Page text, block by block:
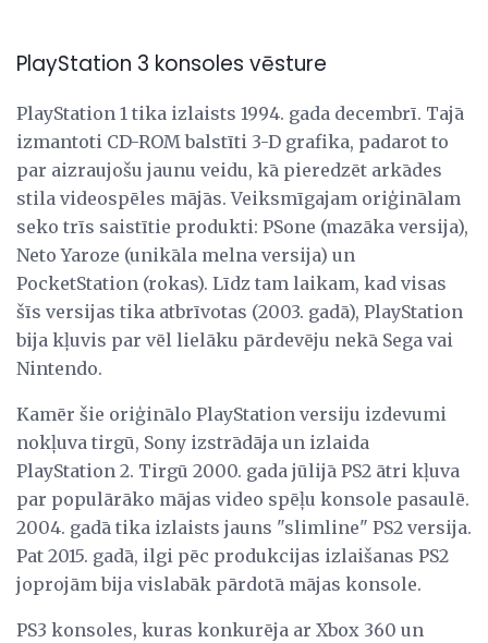
PlayStation 3 konsoles vēsture
PlayStation 1 tika izlaists 1994. gada decembrī. Tajā
izmantoti CD-ROM balstīti 3-D grafika, padarot to
par aizraujošu jaunu veidu, kā pieredzēt arkādes
stila videospēles mājās. Veiksmīgajam oriģinālam
seko trīs saistītie produkti: PSone (mazāka versija),
Neto Yaroze (unikāla melna versija) un
PocketStation (rokas). Līdz tam laikam, kad visas
šīs versijas tika atbrīvotas (2003. gadā), PlayStation
bija kļuvis par vēl lielāku pārdevēju nekā Sega vai
Nintendo.
Kamēr šie oriģinālo PlayStation versiju izdevumi
nokļuva tirgū, Sony izstrādāja un izlaida
PlayStation 2. Tirgū 2000. gada jūlijā PS2 ātri kļuva
par populārāko mājas video spēļu konsole pasaulē.
2004. gadā tika izlaists jauns "slimline" PS2 versija.
Pat 2015. gadā, ilgi pēc produkcijas izlaišanas PS2
joprojām bija vislabāk pārdotā mājas konsole.
PS3 konsoles, kuras konkurēja ar Xbox 360 un